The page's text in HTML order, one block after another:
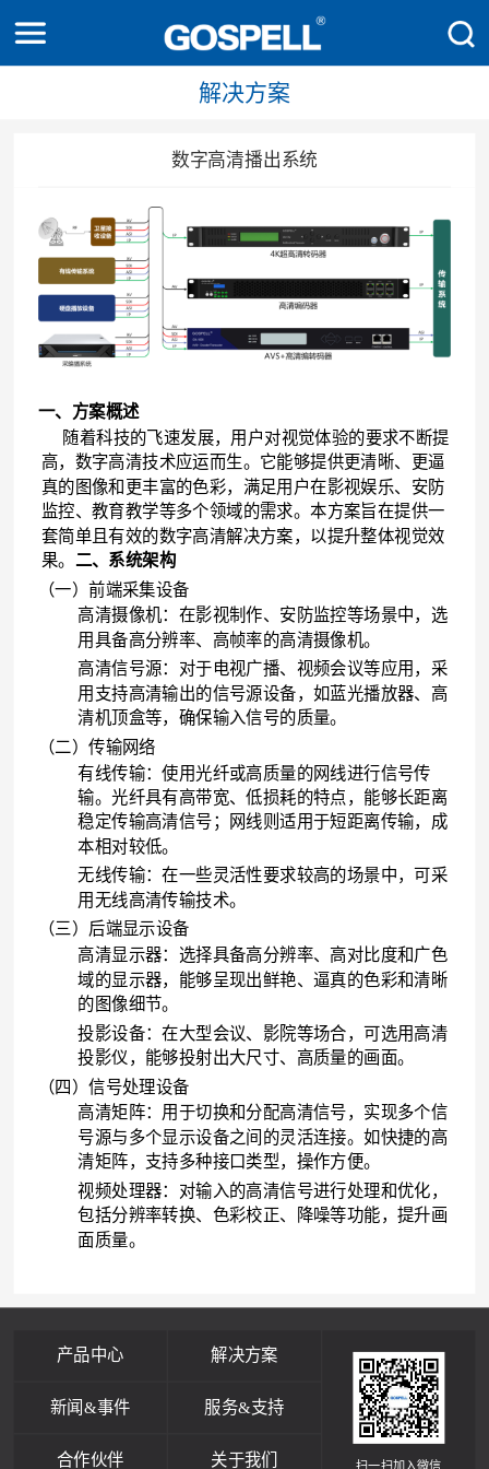
解决方案
数字高清播出系统
一、方案概述
随着科技的飞速发展，用户对视觉体验的要求不断提
高，数字高清技术应运而生。它能够提供更清晰、更逼
真的图像和更丰富的色彩，满足用户在影视娱乐、安防
监控、教育教学等多个领域的需求。本方案旨在提供一
套简单且有效的数字高清解决方案，以提升整体视觉效
果。 二、系统架构
（一）前端采集设备
高清摄像机：在影视制作、安防监控等场景中，选
用具备高分辨率、高帧率的高清摄像机。
高清信号源：对于电视广播、视频会议等应用，采
用支持高清输出的信号源设备，如蓝光播放器、高
清机顶盒等，确保输入信号的质量。
（二）传输网络
有线传输：使用光纤或高质量的网线进行信号传
输。光纤具有高带宽、低损耗的特点，能够长距离
稳定传输高清信号；网线则适用于短距离传输，成
本相对较低。
无线传输：在一些灵活性要求较高的场景中，可采
用无线高清传输技术。
（三）后端显示设备
高清显示器：选择具备高分辨率、高对比度和广色
域的显示器，能够呈现出鲜艳、逼真的色彩和清晰
的图像细节。
投影设备：在大型会议、影院等场合，可选用高清
投影仪，能够投射出大尺寸、高质量的画面。
（四）信号处理设备
高清矩阵：用于切换和分配高清信号，实现多个信
号源与多个显示设备之间的灵活连接。如快捷的高
清矩阵，支持多种接口类型，操作方便。
视频处理器：对输入的高清信号进行处理和优化，
包括分辨率转换、色彩校正、降噪等功能，提升画
面质量。
产品中心 解决方案
新闻&事件 服务&支持
合作伙伴 关于我们